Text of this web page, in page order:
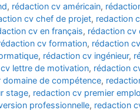
, rédaction cv américain,
cv chef de projet, redaction
cv en français, rédaction cv
cv formation, rédaction
, rédaction cv ingénieur,
lettre de motivation, rédaction
domaine de compétence,
stage, redaction cv premier
professionnelle, redaction